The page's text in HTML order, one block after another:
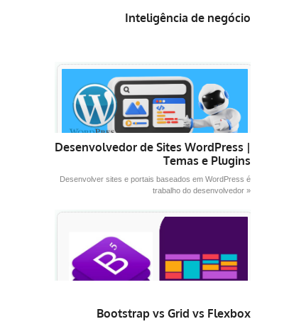
Inteligência de negócio
Desenvolvedor de Sites WordPress |
Temas e Plugins
Desenvolver sites e portais baseados em WordPress é
trabalho do desenvolvedor »
Bootstrap vs Grid vs Flexbox